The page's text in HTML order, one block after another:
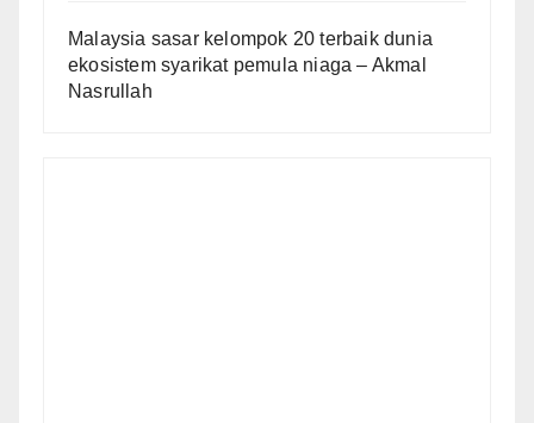
Malaysia sasar kelompok 20 terbaik dunia
ekosistem syarikat pemula niaga – Akmal
Nasrullah